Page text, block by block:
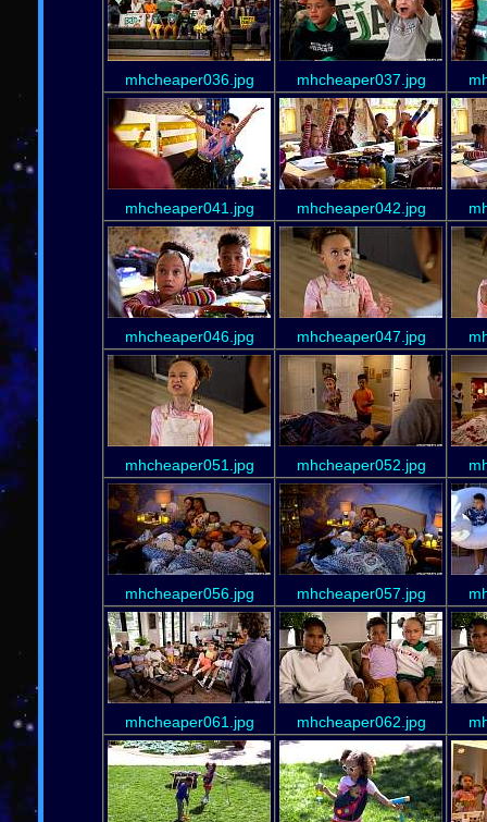
mhcheaper036.jpg mhcheaper037.jpg
mhcheaper041.jpg mhcheaper042.jpg
mhcheaper046.jpg mhcheaper047.jpg
mhcheaper051.jpg mhcheaper052.jpg
mhcheaper056.jpg mhcheaper057.jpg
mhcheaper061.jpg mhcheaper062.jpg